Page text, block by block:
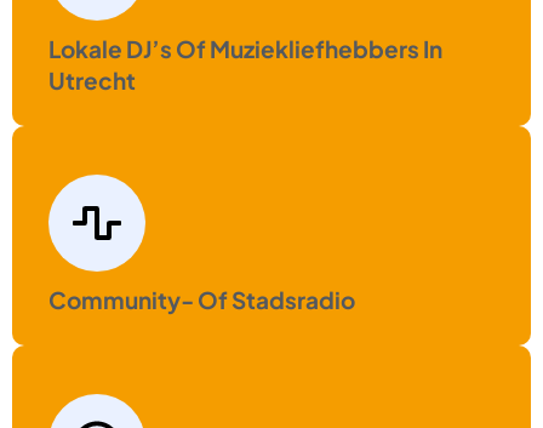
Lokale DJ’s Of Muziekliefhebbers In
Utrecht
Community- Of Stadsradio